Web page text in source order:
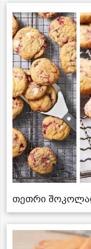
თეთრი